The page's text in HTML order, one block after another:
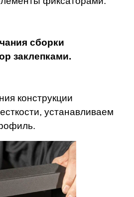
сборки
заклепками.
конструкции
устанавливаем